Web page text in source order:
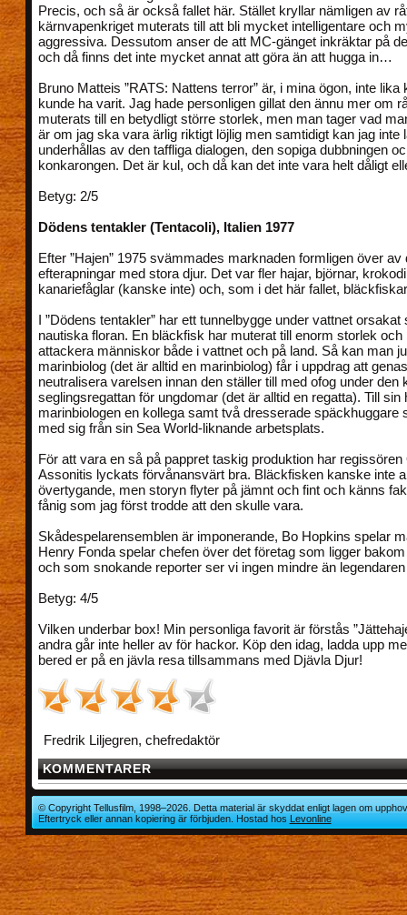
Precis, och så är också fallet här. Stället kryllar nämligen av
kärnvapenkriget muterats till att bli mycket intelligentare och
aggressiva. Dessutom anser de att MC-gänget inkräktar på
och då finns det inte mycket annat att göra än att hugga in…
Bruno Matteis ”RATS: Nattens terror” är, i mina ögon, inte lika
kunde ha varit. Jag hade personligen gillat den ännu mer om
muterats till en betydligt större storlek, men man tager vad
är om jag ska vara ärlig riktigt löjlig men samtidigt kan jag inte
underhållas av den taffliga dialogen, den sopiga dubbningen
konkarongen. Det är kul, och då kan det inte vara helt dåligt
Betyg: 2/5
Dödens tentakler (Tentacoli), Italien 1977
Efter ”Hajen” 1975 svämmades marknaden formligen över av
efterapningar med stora djur. Det var fler hajar, björnar,
kanariefåglar (kanske inte) och, som i det här fallet,
I ”Dödens tentakler” har ett tunnelbygge under vattnet orsakat
nautiska floran. En bläckfisk har muterat till enorm storlek och
attackera människor både i vattnet och på land. Så kan man
marinbiolog (det är alltid en marinbiolog) får i uppdrag att
neutralisera varelsen innan den ställer till med ofog under den
seglingsregattan för ungdomar (det är alltid en regatta). Till sin
marinbiologen en kollega samt två dresserade späckhuggare
med sig från sin Sea World-liknande arbetsplats.
För att vara en så på pappret taskig produktion har regissören
Assonitis lyckats förvånansvärt bra. Bläckfisken kanske inte
övertygande, men storyn flyter på jämnt och fint och känns
fånig som jag först trodde att den skulle vara.
Skådespelarensemblen är imponerande, Bo Hopkins spelar
Henry Fonda spelar chefen över det företag som ligger
och som snokande reporter ser vi ingen mindre än
Betyg: 4/5
Vilken underbar box! Min personliga favorit är förstås
andra går inte heller av för hackor. Köp den idag, ladda upp
bered er på en jävla resa tillsammans med Djävla Djur!
Fredrik Liljegren, chefredaktör
KOMMENTARER
© Copyright Tellusfilm, 1998–2026. Detta material är skyddat enligt lagen om
Eftertryck eller annan kopiering är förbjuden. Hostad hosLevonline